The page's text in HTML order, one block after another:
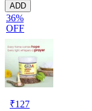
ADD
36%
OFF
₹127